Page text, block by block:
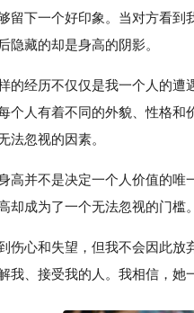
留下一个好印象。当对方看
隐藏的却是身高的阴影。
的经历不仅仅是我一个人的
个人有着不同的外貌、性格
法忽视的因素。
高并不是决定一个人价值的
却成为了一个无法忽视的门槛
伤心和失望，但我不会因此
我、接受我的人。我相信，她